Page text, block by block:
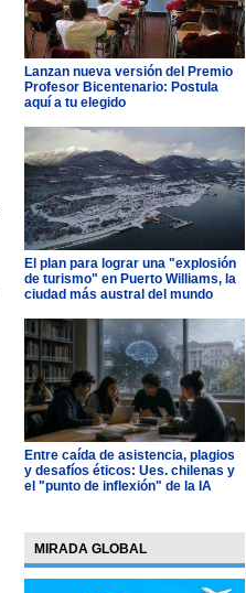
Lanzan nueva versión del Premio
Profesor Bicentenario: Postula
aquí a tu elegido
El plan para lograr una "explosión
de turismo" en Puerto Williams, la
ciudad más austral del mundo
Entre caída de asistencia, plagios
y desafíos éticos: Ues. chilenas y
el "punto de inflexión" de la IA
MIRADA GLOBAL